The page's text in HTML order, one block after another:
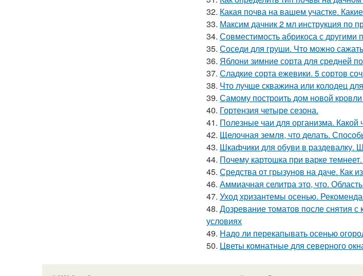
32. Какая почва на вашем участке.
33. Максим дачник 2 мл инструкция по
34. Совместимость абрикоса с
35. Соседи для груши. Что можно
36. Яблони зимние сорта для средней
37. Сладкие сорта ежевики. 5 сортов
38. Что лучше скважина или колодец
39. Самому построить дом новой
40. Гортензия четыре сезона.
41. Полезные чаи для организма. Какой
42. Щелочная земля, что делать.
43. Шкафчики для обуви в раздевалку.
44. Почему картошка при варке
45. Средства от грызунов на даче. Как
46. Аммиачная селитра это, что.
47. Уход хризантемы осенью.
48. Дозревание томатов после снятия
условиях
49. Надо ли перекапывать осенью
50. Цветы комнатные для северного